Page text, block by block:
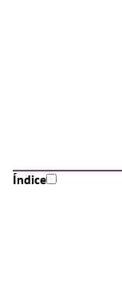
Índice